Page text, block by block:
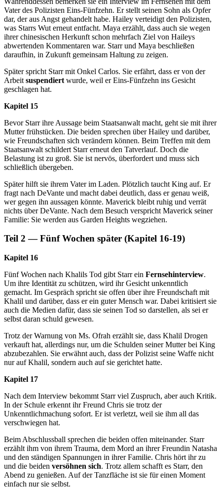
Vater des Polizisten Eins-Fünfzehn. Er stellt seinen Sohn als Opfer
dar, der aus Angst gehandelt habe. Hailey verteidigt den Polizisten,
was Starrs Wut erneut entfacht. Maya erzählt, dass auch sie wegen
ihrer chinesischen Herkunft schon mehrfach Ziel von Haileys
abwertenden Kommentaren war. Starr und Maya beschließen
daraufhin, in Zukunft gemeinsam Haltung zu zeigen.
Später spricht Starr mit Onkel Carlos. Sie erfährt, dass er von der
Arbeit suspendiert wurde, weil er Eins-Fünfzehn ins Gesicht
geschlagen hat.
Kapitel 15
Bevor Starr ihre Aussage beim Staatsanwalt macht, geht sie mit ihrer
Mutter frühstücken. Die beiden sprechen über Hailey und darüber,
wie Freundschaften sich verändern können. Beim Treffen mit dem
Staatsanwalt schildert Starr erneut den Tatverlauf. Doch die
Belastung ist zu groß. Sie ist nervös, überfordert und muss sich
schließlich übergeben.
Später hilft sie ihrem Vater im Laden. Plötzlich taucht King auf. Er
fragt nach DeVante und macht dabei deutlich, dass er genau weiß,
wer gegen ihn aussagen könnte. Maverick bleibt ruhig und verrät
nichts über DeVante. Nach dem Besuch verspricht Maverick seiner
Familie: Sie werden aus Garden Heights wegziehen.
Teil 2 — Fünf Wochen später (Kapitel 16-19)
Kapitel 16
Fünf Wochen nach Khalils Tod gibt Starr ein Fernsehinterview.
Um ihre Identität zu schützen, wird ihr Gesicht unkenntlich
gemacht. Im Gespräch spricht sie offen über ihre Freundschaft mit
Khalil und darüber, dass er ein guter Mensch war. Dabei kritisiert sie
auch die Medien dafür, dass sie seinen Tod so darstellen, als sei er
selbst daran schuld gewesen.
Trotz der Warnung von Ms. Ofrah erzählt sie, dass Khalil Drogen
verkauft hat, allerdings nur, um die Schulden seiner Mutter bei King
abzubezahlen. Sie erwähnt auch, dass der Polizist seine Waffe nicht
nur auf Khalil, sondern auch auf sie gerichtet hatte.
Kapitel 17
Nach dem Interview bekommt Starr viel Zuspruch, aber auch Kritik.
In der Schule erkennt ihr Freund Chris sie trotz der
Unkenntlichmachung sofort. Er ist verletzt, weil sie ihm all das
verschwiegen hat.
Beim Abschlussball sprechen die beiden offen miteinander. Starr
erzählt ihm von ihrem Trauma, dem Mord an ihrer Freundin Natasha
und den ständigen Spannungen in ihrer Familie. Chris hört ihr zu
und die beiden versöhnen sich. Trotz allem schafft es Starr, den
Abend zu genießen. Auf der Tanzfläche ist sie für einen Moment
einfach nur sie selbst.